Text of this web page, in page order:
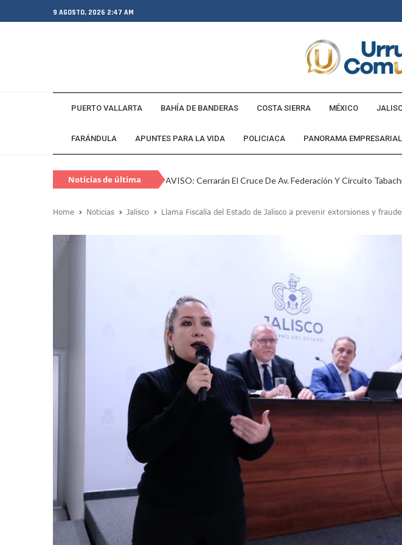
9 AGOSTO, 2026 2:47 AM
PUERTO VALLARTA BAHÍA DE BANDERAS COSTA SIERRA MÉXICO
FARÁNDULA APUNTES PARA LA VIDA POLICIACA PANORAMA
Noticias de última
AVISO: Cerrarán El Cruce De Av. Federación Y Circuito
Juan Carlos Castro Visita La Comunidad Villa Rosa
Eclipse Solar 2026: ¿En Qué Países Será Visible Este
Habitante Pide Proteger A Los “cajos” Durante Su Cruce Por
Coparmex Vallarta Reporta Caída En Ocupación Hotelera En
Violeta Y Melissa Desaparecen Tras Viajar A Puerto Vallarta
Juan Calderón Pide Oración Para Puerto Vallarta Ante La
Jalisco Se Integra A Estrategia Nacional Para Sembrar 6.6
Frustran Presunto Secuestro Virtual De Un Menor De 13
Infecciones Respiratorias Encabezan Las Principales Causas
SIOP Moderniza La Casa De La Cultura En Mascota Con
Van Por La Reorganización De Los Archivos Municipales En
Estados Unidos Endurece Su Combate Al CJNG Con Nuevos
Buscan A Wilber Armando Colmenares Márquez,
Melissa Madero Exige Aclarar Sustento Legal De Las
Washington Enfrenta Una Emergencia Ambiental Por
Avanza Plan Para Construir Estadio De Tritones Vallarta; Será
Nuevas Concesiones De Taxis En Puerto Vallarta, ¿para
Home Noticias Jalisco Llama Fiscalía del Estado de Jalisco a prevenir extorsiones y